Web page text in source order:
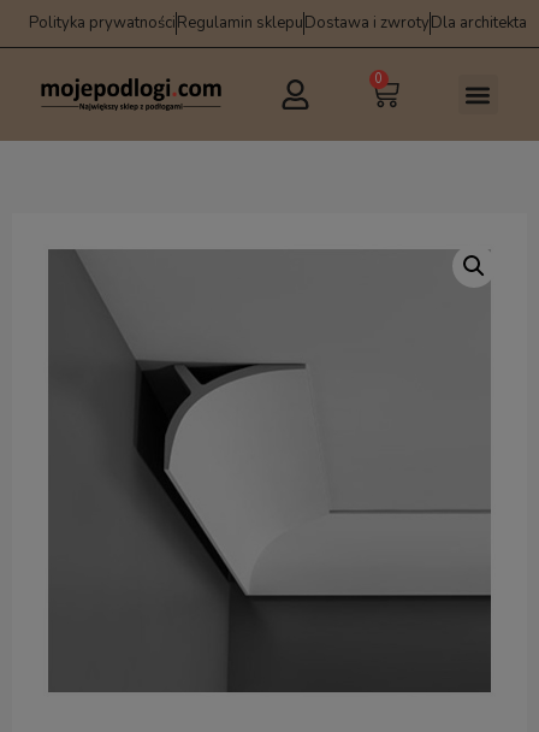
Polityka prywatnościRegulamin sklepuDostawa i zwrotyDla architekta
0